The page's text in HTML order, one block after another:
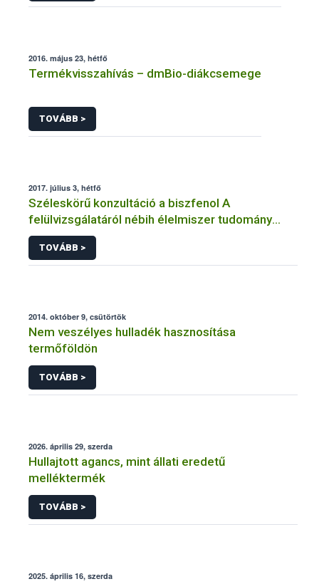
2016. május 23, hétfő
Termékvisszahívás – dmBio-diákcsemege
TOVÁBB >
2017. július 3, hétfő
Széleskörű konzultáció a biszfenol A
felülvizsgálatáról nébih élelmiszer tudomány
efsa bpa cef
TOVÁBB >
2014. október 9, csütörtök
Nem veszélyes hulladék hasznosítása
termőföldön
TOVÁBB >
2026. április 29, szerda
Hullajtott agancs, mint állati eredetű
melléktermék
TOVÁBB >
2025. április 16, szerda